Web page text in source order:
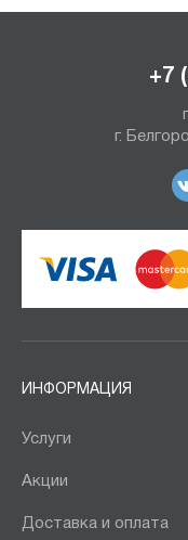
+7
г.
ИНФОРМАЦИЯ
Услуги
Акции
Доставка и оплата